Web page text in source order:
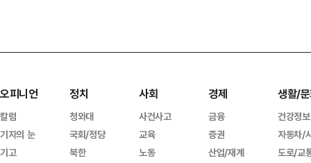
오피니언
칼럼
기자의 눈
기고
정치
청와대
국회/정당
북한
사회
사건사고
교육
노동
경제
금융
증권
산업/재계
생활/
건강정보
자동차/
도로/교